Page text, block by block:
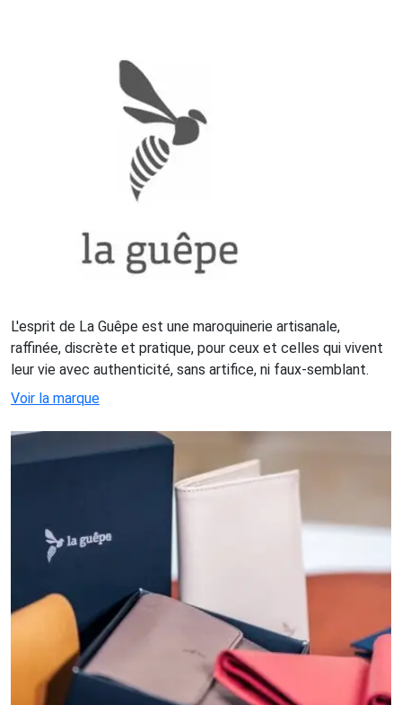
L'esprit de La Guêpe est une maroquinerie artisanale,
raffinée, discrète et pratique, pour ceux et celles qui vivent
leur vie avec authenticité, sans artifice, ni faux-semblant.
Voir la marque